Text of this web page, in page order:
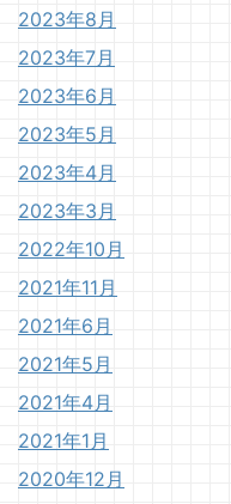
2023年8月
2023年7月
2023年6月
2023年5月
2023年4月
2023年3月
2022年10月
2021年11月
2021年6月
2021年5月
2021年4月
2021年1月
2020年12月